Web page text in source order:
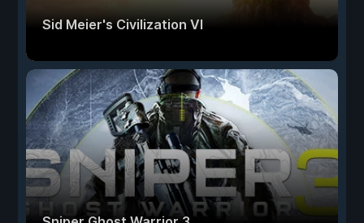
Sid Meier's Civilization VI